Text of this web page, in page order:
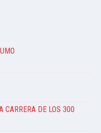
CARRERA DE LOS 300